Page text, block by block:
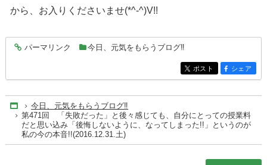
から、お入りくださいませ(*^-^)V!!
entry4834
パーマリンク 今日、元気をもらうブログ‼
entry4834
ポスト entry4834
シェア
Home
今日、元気をもらうブログ‼
第471回 「失敗だった」と後々感じても、自分にとっての授業料
だと思い込み「後悔しないように、なってしまった!!」というのが
私の今の本音!!(2016.12.31.土)